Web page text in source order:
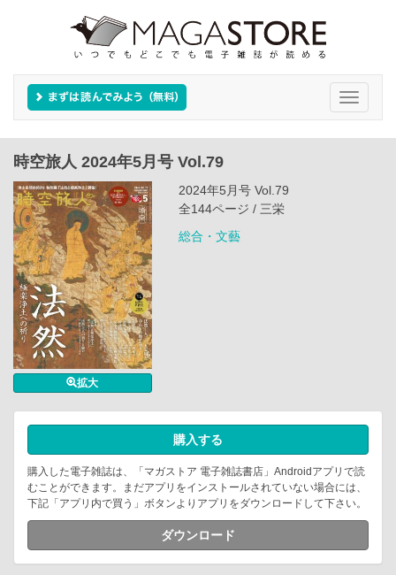
Toggle
時空旅人 2024年5月号 Vol.79
拡大
2024年5月号 Vol.79
全144ページ / 三栄
総合・文藝
購入する
購入した電子雑誌は、「マガストア 電子雑誌書店」Androidアプリで読
むことができます。まだアプリをインストールされていない場合には、
下記「アプリ内で買う」ボタンよりアプリをダウンロードして下さい。
ダウンロード